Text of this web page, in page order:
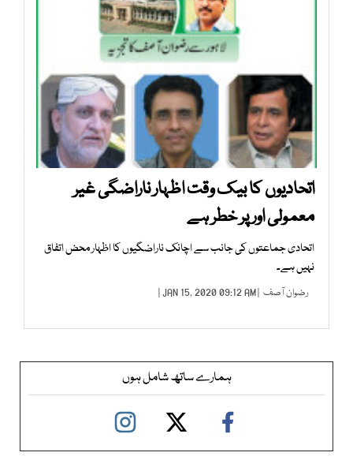
اتحادیوں کا بیک وقت اظہار ناراضگی غیر
معمولی اور پر خطر ہے
اتحادی جماعتوں کی جانب سے اچانک ناراضگیوں کا اظہار محض اتفاق
نہیں ہے۔
رضوان آصف | JAN 15, 2020 09:12 AM |
ہمارے ساتھ شامل ہوں